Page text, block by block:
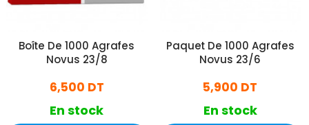
Boîte De 1000 Agrafes
Novus 23/8
6,500 DT
En stock
Paquet De 1000 Agrafes
Novus 23/6
5,900 DT
En stock